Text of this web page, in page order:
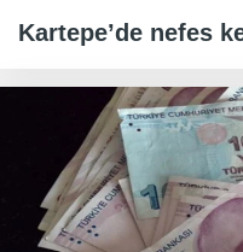
Kartepe’de nefes